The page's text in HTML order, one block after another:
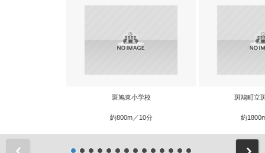
斑鳩東小学校
約800m／10分
斑鳩町立
約